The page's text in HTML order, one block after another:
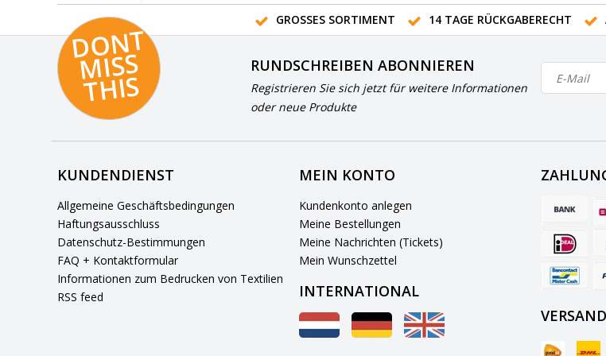
GROSSES SORTIMENT 14 TAGE RÜCKGABERECHT
D
O
N
T
MI
S
S
T
HI
S
RUNDSCHREIBEN ABONNIEREN
Registrieren Sie sich jetzt für weitere Informationen
oder neue Produkte
KUNDENDIENST
Allgemeine Geschäftsbedingungen
Haftungsausschluss
Datenschutz-Bestimmungen
FAQ + Kontaktformular
Informationen zum Bedrucken von Textilien
RSS feed
MEIN KONTO
Kundenkonto anlegen
Meine Bestellungen
Meine Nachrichten (Tickets)
Mein Wunschzettel
INTERNATIONAL
VERSAND